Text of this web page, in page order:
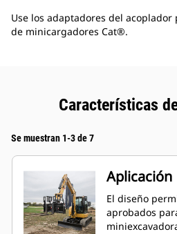
Use los adaptadores del
de minicargadores Cat®.
Características
Se muestran 1-3 de 7
Aplicación
El diseño
aprobados